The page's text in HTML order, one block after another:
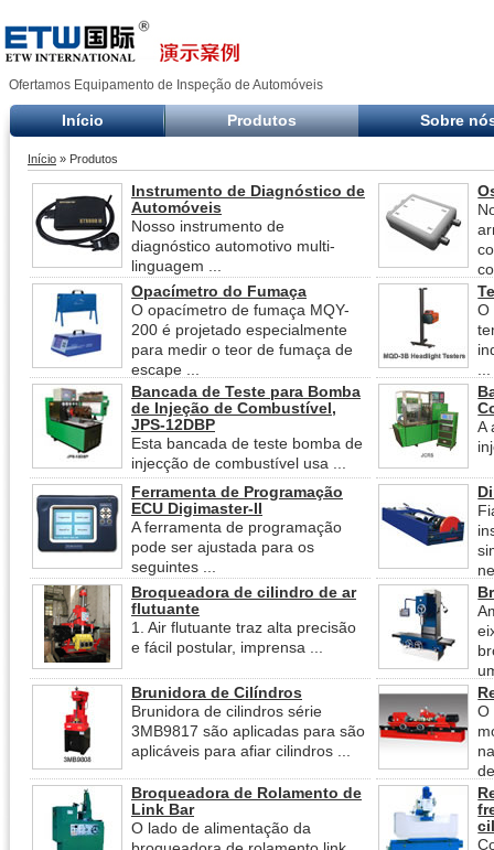
Ofertamos Equipamento de Inspeção de Automóveis
Início Produtos Sobre
Início » Produtos
Instrumento de Diagnóstico de
Automóveis
Nosso instrumento de
diagnóstico automotivo multi-
linguagem ...
Opacímetro do Fumaça
O opacímetro de fumaça MQY-
200 é projetado especialmente
para medir o teor de fumaça de
escape ...
O
Bancada de Teste para Bomba
de Injeção de Combustível,
JPS-12DBP
Esta bancada de teste bomba de
injecção de combustível usa ...
A
Ferramenta de Programação
ECU Digimaster-II
A ferramenta de programação
pode ser ajustada para os
seguintes ...
Broqueadora de cilindro de ar
flutuante
1. Air flutuante traz alta precisão
e fácil postular, imprensa ...
Brunidora de Cilíndros
Brunidora de cilindros série
3MB9817 são aplicadas para são
aplicáveis para afiar cilindros ...
O
Broqueadora de Rolamento de
Link Bar
O lado de alimentação da